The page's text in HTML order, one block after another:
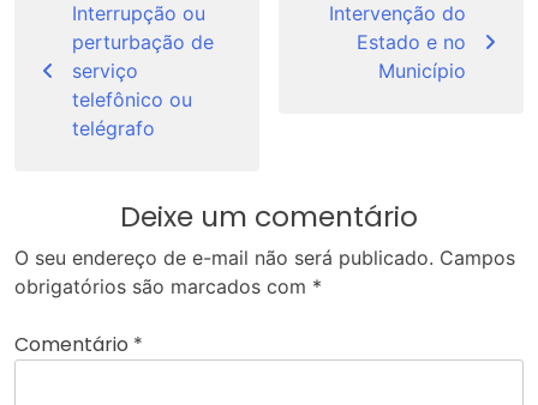
Post
Interrupção ou
perturbação de
serviço
telefônico ou
telégrafo
Intervenção do
Estado e no
Município
Deixe um comentário
O seu endereço de e-mail não será publicado. Campos
obrigatórios são marcados com *
Comentário *